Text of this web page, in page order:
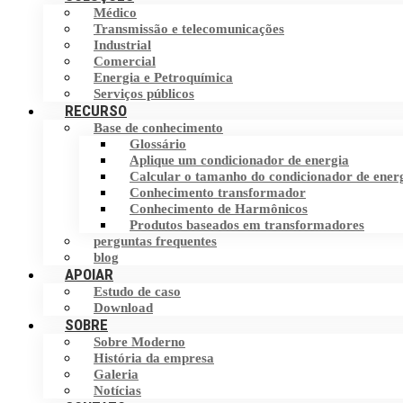
Chave de transferência estática (STS)
Armazenamento de energia
Filtro Harmônico
Dispositivo de Correção do Fator de
Potência (PFC)
Eliminador de corrente neutra (NCE)
Dispositivo de proteção contra surtos
Médico
Transmissão e telecomunicações
Industrial
Comercial
Energia e Petroquímica
Serviços públicos
RECURSO
Base de conhecimento
Glossário
Aplique um condicionador de energia
Calcular o tamanho do condicionador de
Conhecimento transformador
Conhecimento de Harmônicos
Produtos baseados em transformadores
perguntas frequentes
blog
APOIAR
Estudo de caso
Download
SOBRE
Sobre Moderno
História da empresa
Galeria
Notícias